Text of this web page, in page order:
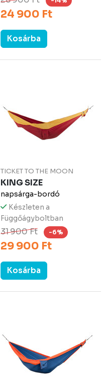
24 900 Ft
Kosárba
TICKET TO THE MOON
KING SIZE
napsárga-bordó
Készleten a
Függőágyboltban
31 900 Ft -6%
29 900 Ft
Kosárba